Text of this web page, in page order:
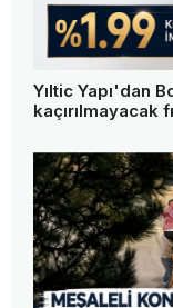
Yıltic Yapı'dan
kaçırılmayacak